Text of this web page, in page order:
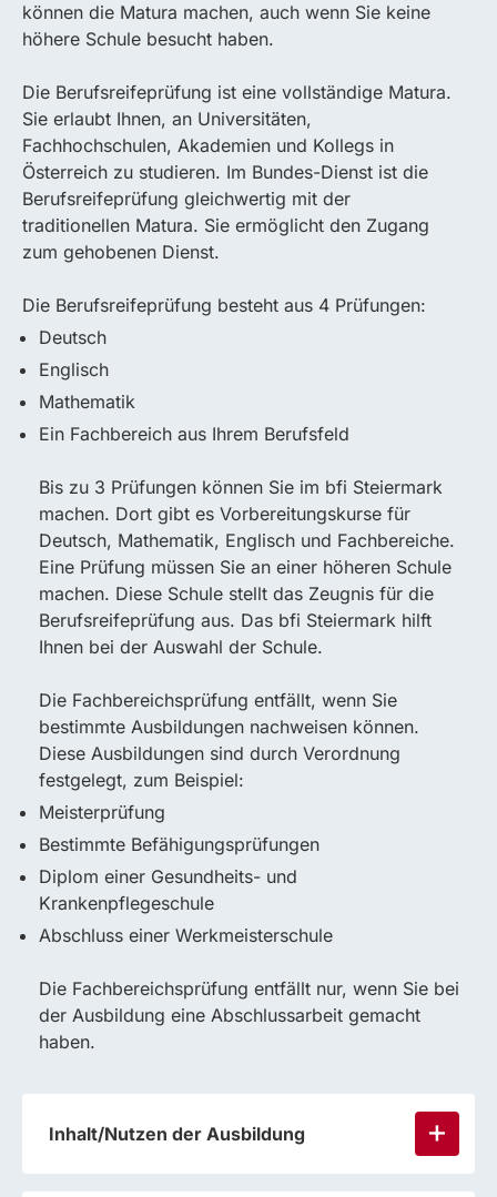
können die Matura machen, auch wenn Sie keine
höhere Schule besucht haben.
Die Berufsreifeprüfung ist eine vollständige Matura.
Sie erlaubt Ihnen, an Universitäten,
Fachhochschulen, Akademien und Kollegs in
Österreich zu studieren. Im Bundes-Dienst ist die
Berufsreifeprüfung gleichwertig mit der
traditionellen Matura. Sie ermöglicht den Zugang
zum gehobenen Dienst.
Die Berufsreifeprüfung besteht aus 4 Prüfungen:
Deutsch
Englisch
Mathematik
Ein Fachbereich aus Ihrem Berufsfeld
Bis zu 3 Prüfungen können Sie im bfi Steiermark
machen. Dort gibt es Vorbereitungskurse für
Deutsch, Mathematik, Englisch und Fachbereiche.
Eine Prüfung müssen Sie an einer höheren Schule
machen. Diese Schule stellt das Zeugnis für die
Berufsreifeprüfung aus. Das bfi Steiermark hilft
Ihnen bei der Auswahl der Schule.
Die Fachbereichsprüfung entfällt, wenn Sie
bestimmte Ausbildungen nachweisen können.
Diese Ausbildungen sind durch Verordnung
festgelegt, zum Beispiel:
Meisterprüfung
Bestimmte Befähigungsprüfungen
Diplom einer Gesundheits- und
Krankenpflegeschule
Abschluss einer Werkmeisterschule
Die Fachbereichsprüfung entfällt nur, wenn Sie bei
der Ausbildung eine Abschlussarbeit gemacht
haben.
Inhalt/Nutzen der Ausbildung